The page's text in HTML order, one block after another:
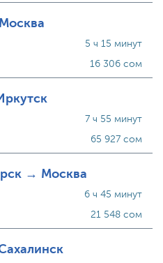
5 ч 15 минут
16 306 сом
7 ч 55 минут
65 927 сом
→ Москва
6 ч 45 минут
21 548 сом